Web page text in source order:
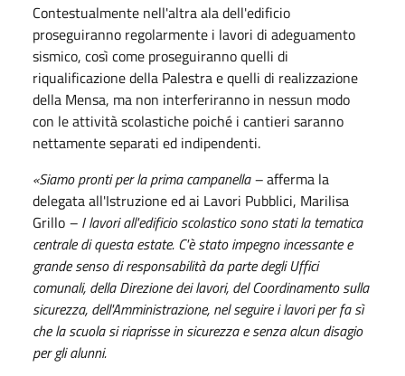
Contestualmente nell'altra ala dell'edificio
proseguiranno regolarmente i lavori di adeguamento
sismico, così come proseguiranno quelli di
riqualificazione della Palestra e quelli di realizzazione
della Mensa, ma non interferiranno in nessun modo
con le attività scolastiche poiché i cantieri saranno
nettamente separati ed indipendenti.
«Siamo pronti per la prima campanella –afferma la
delegata all'Istruzione ed ai Lavori Pubblici, Marilisa
Grillo – I lavori all'edificio scolastico sono stati la tematica
centrale di questa estate. C'è stato impegno incessante e
grande senso di responsabilità da parte degli Uffici
comunali, della Direzione dei lavori, del Coordinamento sulla
sicurezza, dell'Amministrazione, nel seguire i lavori per fa sì
che la scuola si riaprisse in sicurezza e senza alcun disagio
per gli alunni.